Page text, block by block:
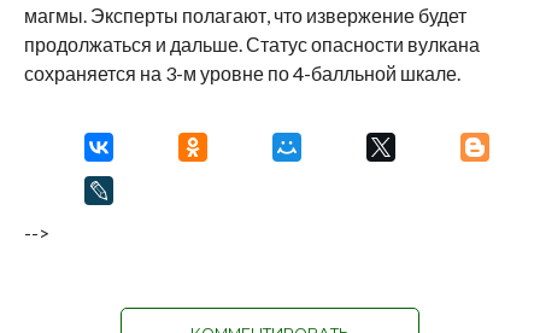
магмы. Эксперты полагают, что извержение будет
продолжаться и дальше. Статус опасности вулкана
сохраняется на 3-м уровне по 4-балльной шкале.
-->